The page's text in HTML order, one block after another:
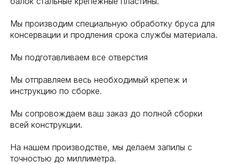
Мы производим специальную обработку бруса для
консервации и продления срока службы материала.
Мы подготавливаем все отверстия
Мы отправляем весь необходимый крепеж и
инструкцию по сборке.
Мы сопровождаем ваш заказ до полной сборки
всей конструкции.
На нашем производстве, мы делаем запилы с
точностью до миллиметра.